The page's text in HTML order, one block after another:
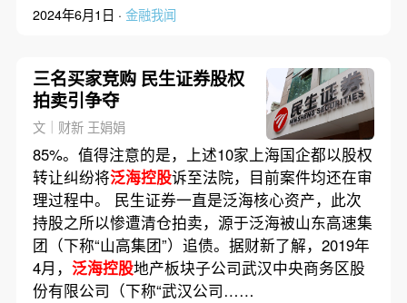
2024年6月1日 · 金融我闻
三名买家竞购 民生证券股权
拍卖引争夺
文｜财新 王娟娟
85%。值得注意的是，上述10家上海国企都以股权
转让纠纷将泛海控股诉至法院，目前案件均还在审
理过程中。 民生证券一直是泛海核心资产，此次
持股之所以惨遭清仓拍卖，源于泛海被山东高速集
团（下称“山高集团”）追债。据财新了解，2019年
4月， 泛海控股地产板块子公司武汉中央商务区股
份有限公司（下称“武汉公司……